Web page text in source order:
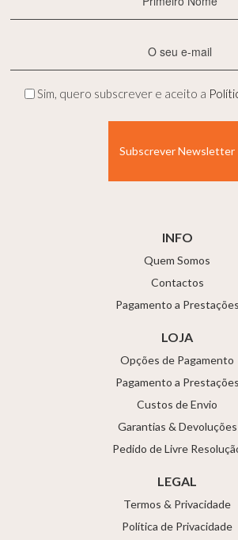
Nome
mail
Sim, quero subscrever e aceito a
INFO
Quem Somos
Contactos
Pagamento a Prestações
LOJA
Opções de Pagamento
Pagamento a Prestações
Custos de Envio
Garantias & Devoluções
Pedido de Livre
LEGAL
Termos & Privacidade
Política de Privacidade